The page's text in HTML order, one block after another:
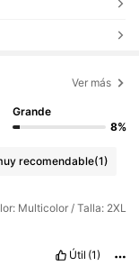
Ver más
Grande
8%
recomendable(1)
Multicolor / Talla: 2XL
Útil (1)